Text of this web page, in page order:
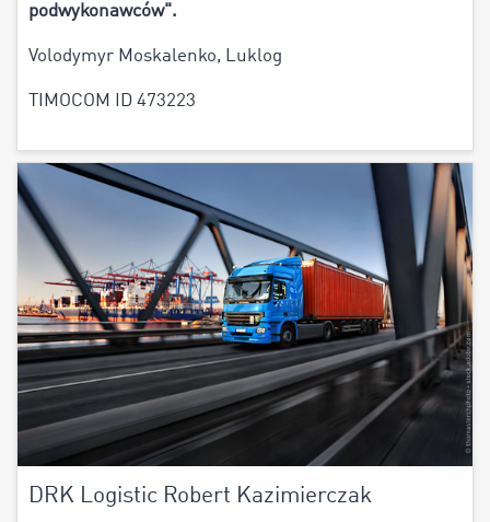
podwykonawców".
Volodymyr Moskalenko, Luklog
TIMOCOM ID 473223
DRK Logistic Robert Kazimierczak